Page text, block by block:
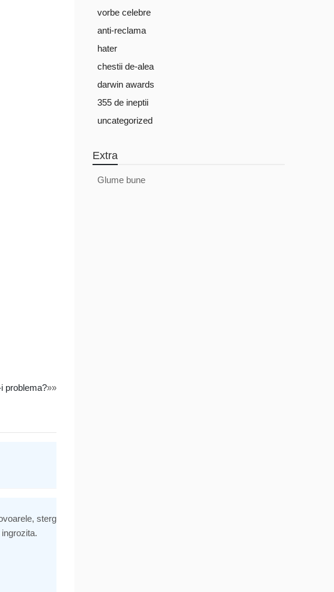
problema?»»
sterg
vorbe celebre
anti-reclama
hater
chestii de-alea
darwin awards
355 de ineptii
uncategorized
Extra
Glume bune